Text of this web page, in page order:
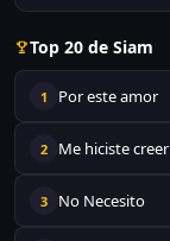
Top 20 de Siam
1 Por este amor
2 Me hiciste creer
3 No Necesito